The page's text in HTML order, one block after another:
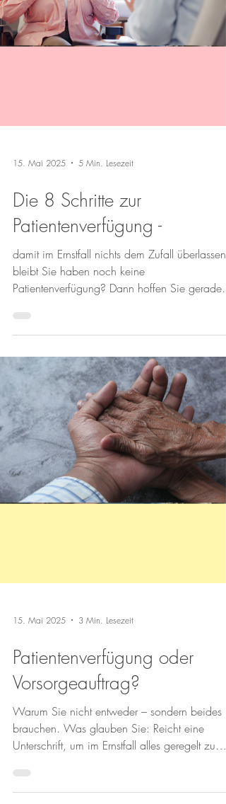
15. Mai 2025 5 Min. Lesezeit
Die 8 Schritte zur
Patientenverfügung -
damit im Ernstfall nichts dem Zufall überlassen
bleibt Sie haben noch keine
Patientenverfügung? Dann hoffen Sie gerade
15. Mai 2025 3 Min. Lesezeit
Patientenverfügung oder
Vorsorgeauftrag?
Warum Sie nicht entweder – sondern beides
brauchen. Was glauben Sie: Reicht eine
Unterschrift, um im Ernstfall alles geregelt zu